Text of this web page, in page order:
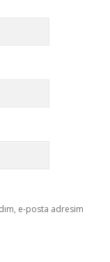
e-posta adresim